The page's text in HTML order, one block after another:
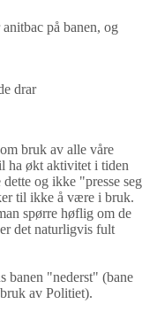
på banen, og
drar
bruk av alle våre
ha økt aktivitet i tiden
og ikke "presse seg
til ikke å være i bruk.
spørre høflig om de
det naturligvis fult
banen "nederst" (bane
av Politiet).